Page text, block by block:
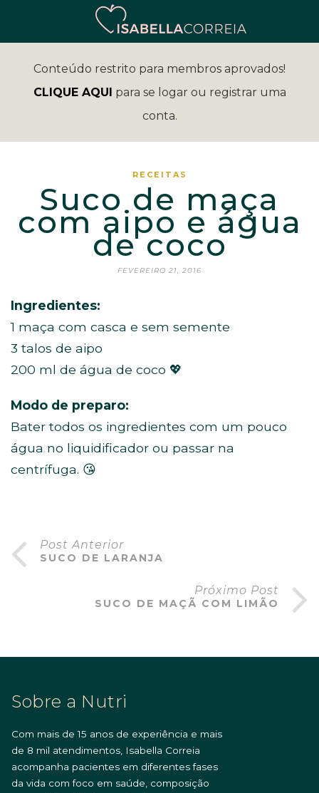
Conteúdo restrito para membros aprovados!
CLIQUE AQUI para se logar ou registrar uma
conta.
RECEITAS
Suco de maça
com aipo e água
de coco
FEVEREIRO 21, 2016
Ingredientes:
1 maça com casca e sem semente
3 talos de aipo
200 ml de água de coco 💖
Modo de preparo:
Bater todos os ingredientes com um pouco
água no liquidificador ou passar na
centrífuga. 😘
Post Anterior
SUCO DE LARANJA
Próximo Post
SUCO DE MAÇÃ COM LIMÃO
Sobre a Nutri
Com mais de 15 anos de experiência e mais
de 8 mil atendimentos, Isabella Correia
acompanha pacientes em diferentes fases
da vida com foco em saúde, composição